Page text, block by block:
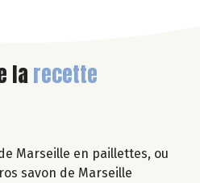
larecette
Marseille en paillettes, ou
savon de Marseille